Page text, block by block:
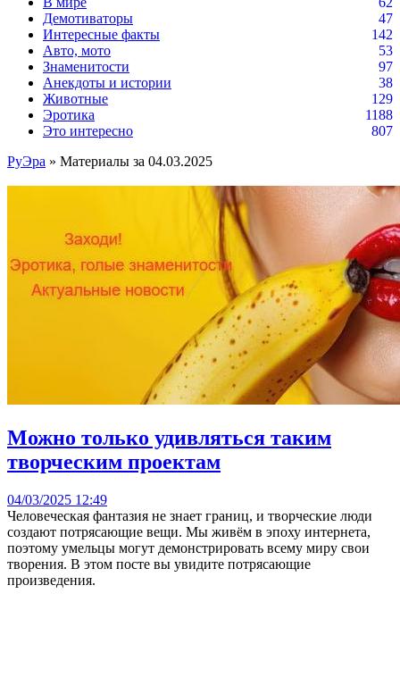
Демотиваторы
47
Интересные факты
142
Авто, мото
53
Знаменитости
97
Анекдоты и истории
38
Животные
129
Эротика
1188
Это интересно
807
РуЭра » Материалы за 04.03.2025
Можно только удивляться таким
творческим проектам
04/03/2025 12:49
Человеческая фантазия не знает границ, и творческие люди
создают потрясающие вещи. Мы живём в эпоху интернета,
поэтому умельцы могут демонстрировать всему миру свои
творения. В этом посте вы увидите потрясающие
произведения.